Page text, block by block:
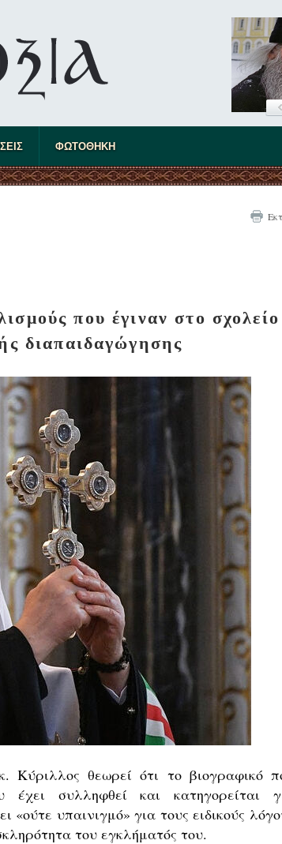
ΦΩΤΟΘΗΚΗ
που έγιναν στο σχολείο
διαπαιδαγώγησης
θεωρεί ότι το βιογραφικό
έχει συλληφθεί και κατηγορείται
υπαινιγμό» για τους ειδικούς
του εγκλήματός του.